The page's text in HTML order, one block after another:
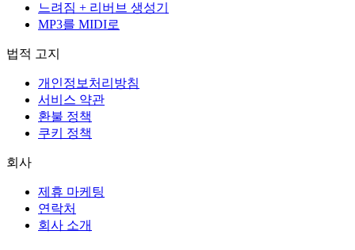
느려짐 + 리버브 생성기
MP3를 MIDI로
법적 고지
개인정보처리방침
서비스 약관
환불 정책
쿠키 정책
회사
제휴 마케팅
연락처
회사 소개